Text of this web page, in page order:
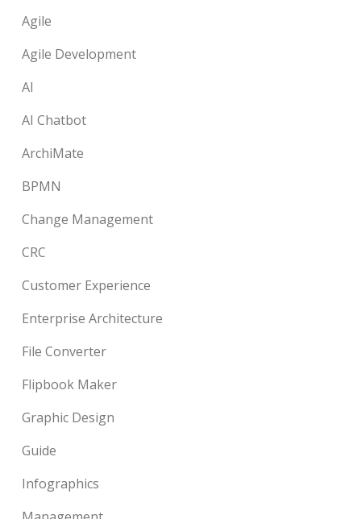
Agile
Agile Development
AI
AI Chatbot
ArchiMate
BPMN
Change Management
CRC
Customer Experience
Enterprise Architecture
File Converter
Flipbook Maker
Graphic Design
Guide
Infographics